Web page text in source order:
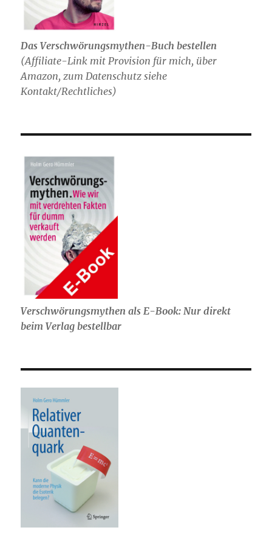
Das Verschwörungsmythen-Buch bestellen
(Affiliate-Link mit Provision für mich, über
Amazon, zum Datenschutz siehe
Kontakt/Rechtliches)
Verschwörungsmythen als E-Book: Nur direkt
beim Verlag bestellbar